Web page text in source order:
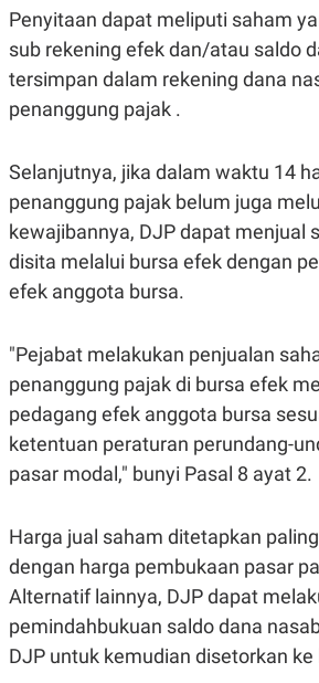
SITEMAP PROFILE
TERM
OF
USE
PEDOMAN
PEMBERITAAN
SIBER
Penyitaan dapat meliputi saham
sub rekening efek dan/atau saldo
tersimpan dalam rekening dana
penanggung pajak .
Selanjutnya, jika dalam waktu 14
penanggung pajak belum juga
kewajibannya, DJP dapat menjual
disita melalui bursa efek dengan
efek anggota bursa.
"Pejabat melakukan penjualan
penanggung pajak di bursa efek
pedagang efek anggota bursa
ketentuan peraturan perundang-
pasar modal," bunyi Pasal 8 ayat 2.
Harga jual saham ditetapkan
dengan harga pembukaan pasar
Alternatif lainnya, DJP dapat
pemindahbukuan saldo dana
DJP untuk kemudian disetorkan ke